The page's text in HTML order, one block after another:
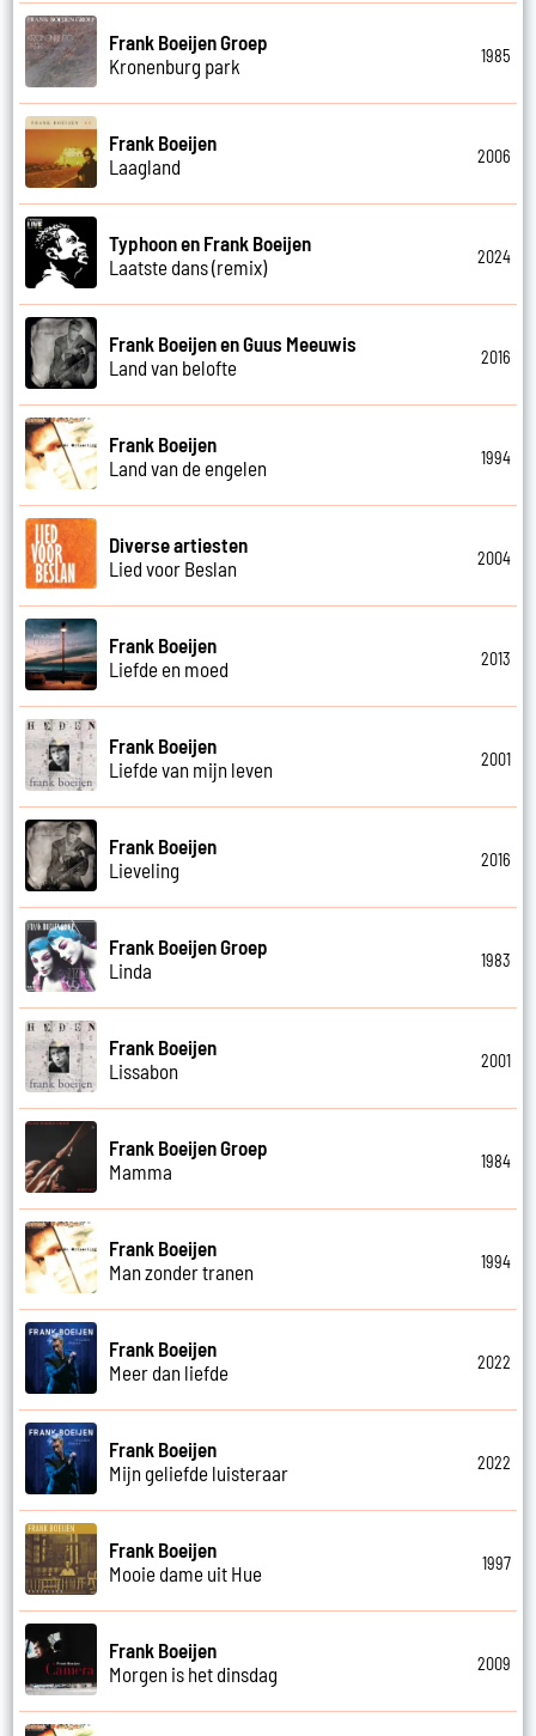
Frank Boeijen Groep
Kronenburg park
1985
Frank Boeijen
Laagland
2006
Typhoon en Frank Boeijen
Laatste dans (remix)
2024
Frank Boeijen en Guus Meeuwis
Land van belofte
2016
Frank Boeijen
Land van de engelen
1994
Diverse artiesten
Lied voor Beslan
2004
Frank Boeijen
Liefde en moed
2013
Frank Boeijen
Liefde van mijn leven
2001
Frank Boeijen
Lieveling
2016
Frank Boeijen Groep
Linda
1983
Frank Boeijen
Lissabon
2001
Frank Boeijen Groep
Mamma
1984
Frank Boeijen
Man zonder tranen
1994
Frank Boeijen
Meer dan liefde
2022
Frank Boeijen
Mijn geliefde luisteraar
2022
Frank Boeijen
Mooie dame uit Hue
1997
Frank Boeijen
Morgen is het dinsdag
2009